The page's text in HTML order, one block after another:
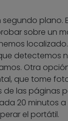
plano.
sobre un
detectemos
Otra
que tome
las páginas
20 minutos a
el portátil.